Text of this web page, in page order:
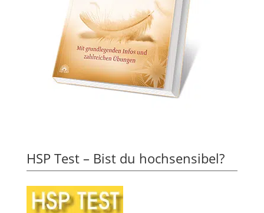
HSP Test – Bist du hochsensibel?